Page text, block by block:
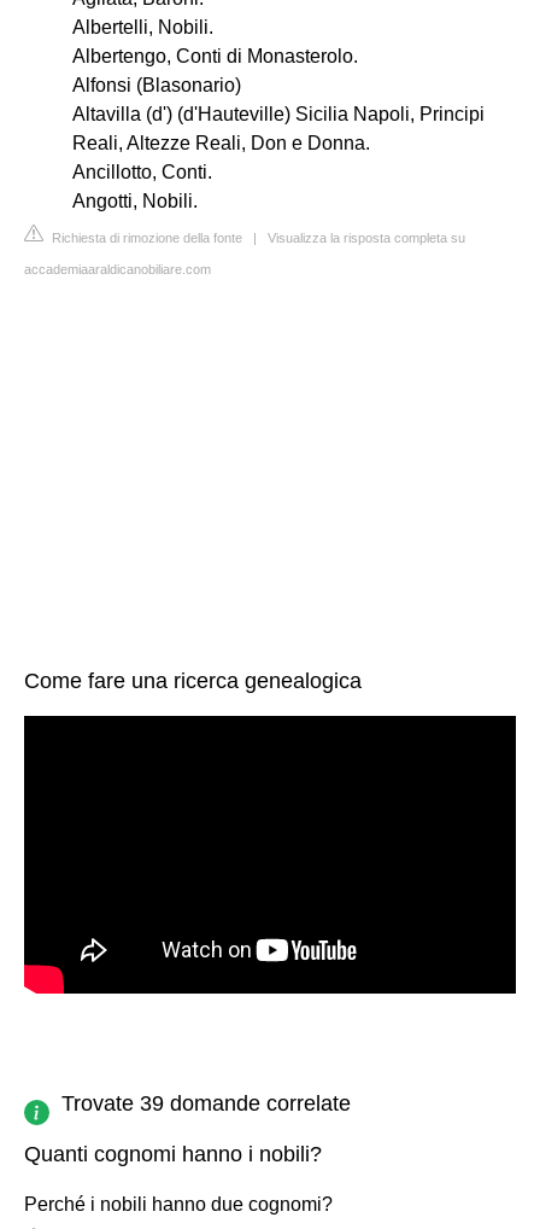
Albertelli, Nobili.
Albertengo, Conti di Monasterolo.
Alfonsi (Blasonario)
Altavilla (d') (d'Hauteville) Sicilia Napoli, Principi
Reali, Altezze Reali, Don e Donna.
Ancillotto, Conti.
Angotti, Nobili.
Richiesta di rimozione della fonte | Visualizza la risposta completa su
accademiaaraldicanobiliare.com
Come fare una ricerca genealogica
Trovate 39 domande correlate
Quanti cognomi hanno i nobili?
Perché i nobili hanno due cognomi?